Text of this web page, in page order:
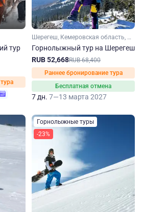
тур
Шерегеш, Кемеровская область, Сибирь
Горнолыжный тур на Шерегеш
RUB 52,668RUB 68,400
Раннее бронирование тура
Бесплатная отмена
7 дн. 7—13 марта 2027
Горнолыжные туры
-23%